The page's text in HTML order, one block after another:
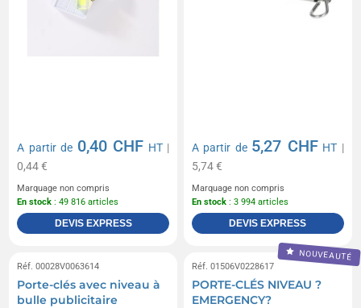
A partir de 0,40 CHF HT|
0,44 €
Marquage non compris
En stock : 49 816 articles
DEVIS EXPRESS
A partir de 5,27 CHF HT |
5,74 €
Marquage non compris
En stock : 3 994 articles
DEVIS EXPRESS
Réf. 00028V0063614
Porte-clés avec niveau à
bulle publicitaire
NOUVEAUTÉ
Réf. 01506V0228617
PORTE-CLÉS NIVEAU ?
EMERGENCY?